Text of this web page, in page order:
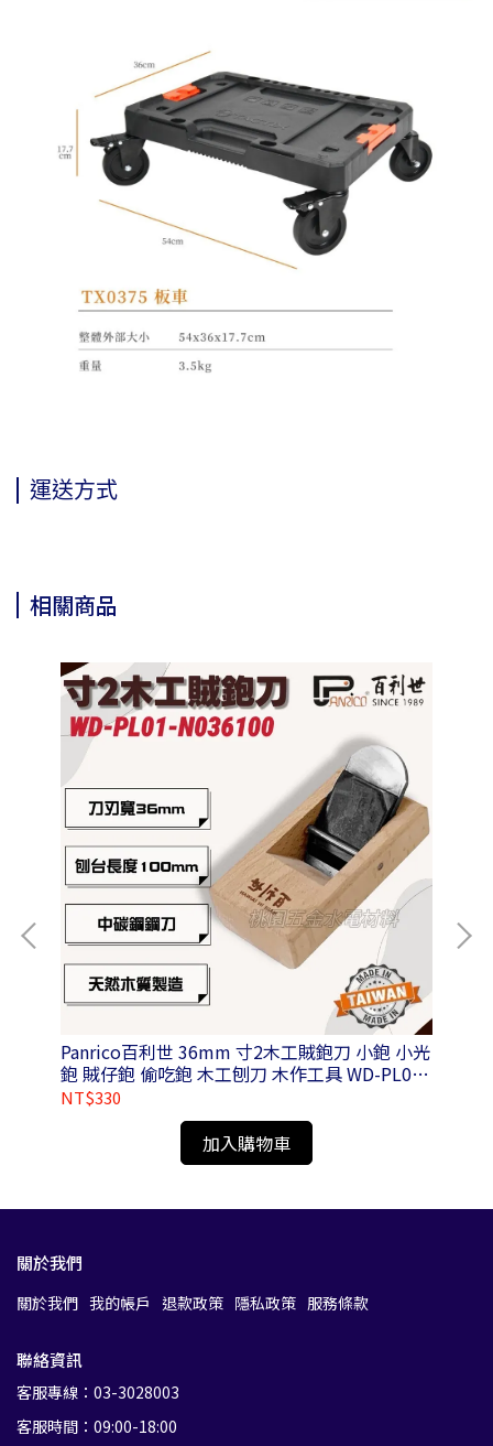
運送方式
相關商品
Panrico百利世 36mm 寸2木工賊鉋刀 小鉋 小光
鉋 賊仔鉋 偷吃鉋 木工刨刀 木作工具 WD-PL01-
N036100
NT$330
加入購物車
關於我們
關於我們 我的帳戶 退款政策 隱私政策 服務條款
聯絡資訊
客服專線：03-3028003
客服時間：09:00-18:00